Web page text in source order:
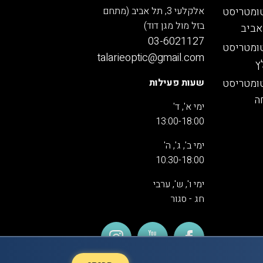
אלקלעי 3, תל אביב (מתחם
בזל מול מגן דוד)
03-6021127
talarieoptic@gmail.com
שעות פעילות
ימי א', ד'
13:00-18:00
ימי ב', ג', ה'
10:30-18:00
ימי ו', ש', ערבי
חג - סגור